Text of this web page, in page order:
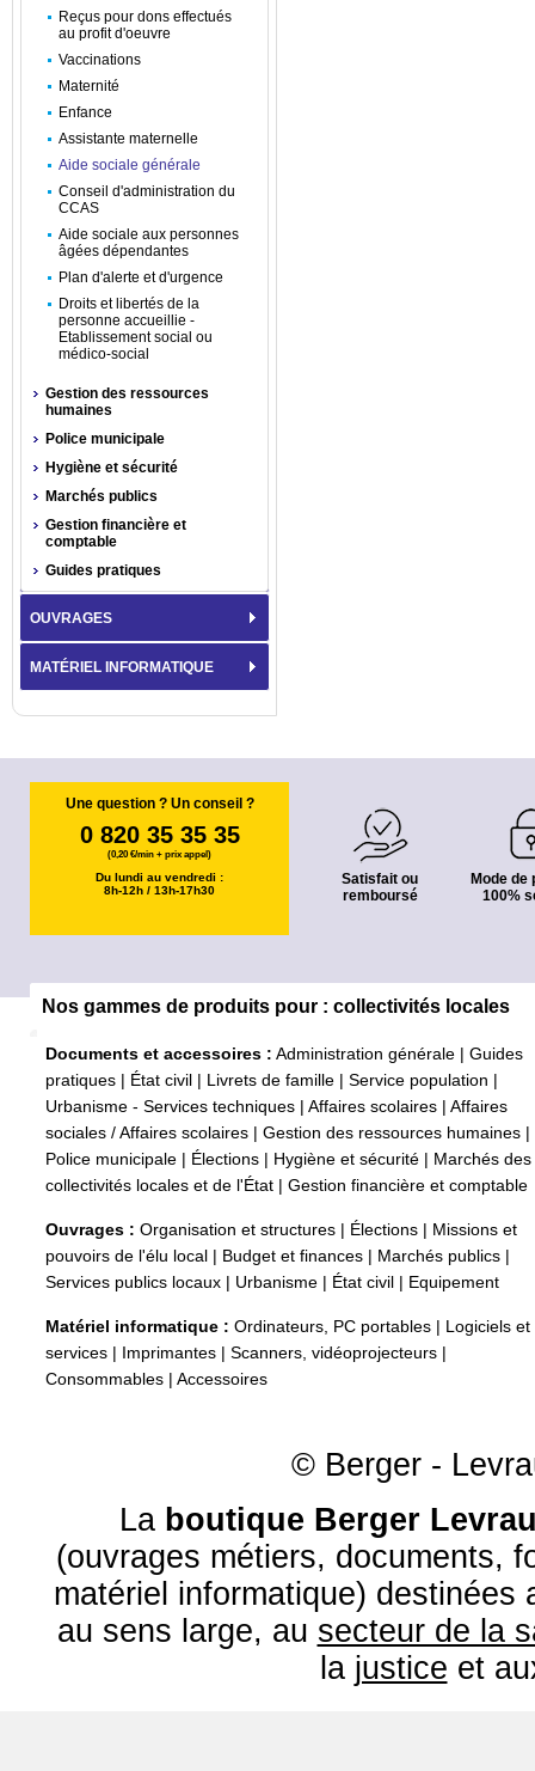
Reçus pour dons effectués
au profit d'oeuvre
Vaccinations
Maternité
Enfance
Assistante maternelle
Aide sociale générale
Conseil d'administration du
CCAS
Aide sociale aux personnes
âgées dépendantes
Plan d'alerte et d'urgence
Droits et libertés de la
personne accueillie -
Etablissement social ou
médico-social
Gestion des ressources
humaines
Police municipale
Hygiène et sécurité
Marchés publics
Gestion financière et
comptable
Guides pratiques
OUVRAGES
MATÉRIEL INFORMATIQUE
Une question ? Un conseil ?
0 820 35 35 35
(0,20 €/min + prix appel)
Du lundi au vendredi :
8h-12h / 13h-17h30
Satisfait ou
remboursé
Mode de
100%
Nos gammes de produits pour : collectivités locales
Documents et accessoires : Administration générale
Guides
pratiques
État civil Livrets de famille Service population
Urbanisme - Services techniques
Affaires scolaires
Affaires
sociales / Affaires scolaires
Gestion des ressources humaines
Police municipale
Élections Hygiène et sécurité
Marchés des
collectivités locales et de l'État
Gestion financière et comptable
Ouvrages : Organisation et structures Élections
Missions et
pouvoirs de l'élu local
Budget et finances Marchés publics
Services publics locaux
Urbanisme État civil Equipement
Matériel informatique : Ordinateurs, PC portables
Logiciels et
services
Imprimantes Scanners, vidéoprojecteurs
Consommables
Accessoires
© Berger -
La boutique Berger
(ouvrages métiers, documents,
matériel informatique) destinées
au sens large, au secteur de la
la justice et